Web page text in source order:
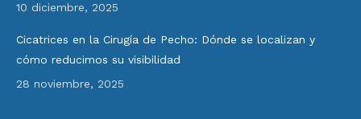
10 diciembre, 2025
Cicatrices en la Cirugía de Pecho: Dónde se localizan y
cómo reducimos su visibilidad
28 noviembre, 2025